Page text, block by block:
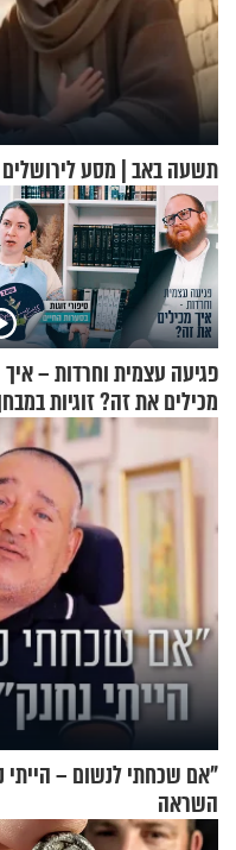
תשעה באב | מסע
פגיעה עצמית וחרדות – איך
מכילים את זה? זוגיות
הפעם עם יהודית ואלתר כהן
"אם שכחתי לנשום – הייתי
השראה